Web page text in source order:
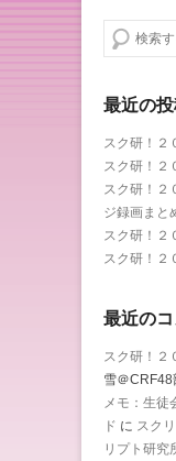
検索する
最近の
スク研！２
スク研！２
スク研！２
ジ録画まと
スク研！２
スク研！２
最近のコ
スク研！２
雪＠CRF48
メモ：生徒
ド に スク
リプト研究